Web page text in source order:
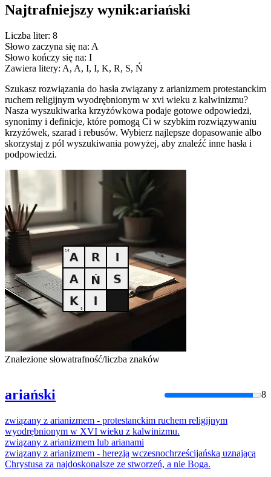
Najtrafniejszy wynik:ariański
Liczba liter: 8
Słowo zaczyna się na: A
Słowo kończy się na: I
Zawiera litery: A, A, I, I, K, R, S, Ń
Szukasz rozwiązania do hasła związany z arianizmem protestanckim
ruchem religijnym wyodrębnionym w xvi wieku z kalwinizmu?
Nasza wyszukiwarka krzyżówkowa podaje gotowe odpowiedzi,
synonimy i definicje, które pomogą Ci w szybkim rozwiązywaniu
krzyżówek, szarad i rebusów. Wybierz najlepsze dopasowanie albo
skorzystaj z pól wyszukiwania powyżej, aby znaleźć inne hasła i
podpowiedzi.
Znalezione słowatrafność/liczba znaków
ariański 8
związany z arianizmem - protestanckim ruchem religijnym
wyodrębnionym w XVI wieku z kalwinizmu.
związany z arianizmem lub arianami
związany z arianizmem - herezją wczesnochrześcijańską uznającą
Chrystusa za najdoskonalsze ze stworzeń, a nie Boga.